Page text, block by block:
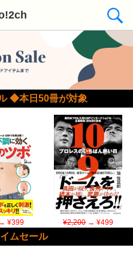
◆本日50冊が対象
¥399 ¥2,200→ ¥499
ムセール